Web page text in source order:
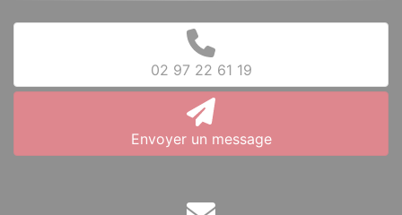
02 97 22 61 19
Envoyer un message